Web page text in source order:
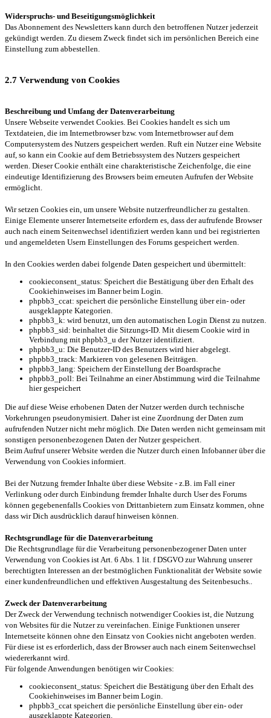
Widerspruchs- und Beseitigungsmöglichkeit
Das Abonnement des Newsletters kann durch den betroffenen Nutzer jederzeit
gekündigt werden. Zu diesem Zweck findet sich im persönlichen Bereich eine
Einstellung zum abbestellen.
2.7 Verwendung von Cookies
Beschreibung und Umfang der Datenverarbeitung
Unsere Webseite verwendet Cookies. Bei Cookies handelt es sich um
Textdateien, die im Internetbrowser bzw. vom Internetbrowser auf dem
Computersystem des Nutzers gespeichert werden. Ruft ein Nutzer eine Website
auf, so kann ein Cookie auf dem Betriebssystem des Nutzers gespeichert
werden. Dieser Cookie enthält eine charakteristische Zeichenfolge, die eine
eindeutige Identifizierung des Browsers beim erneuten Aufrufen der Website
ermöglicht.
Wir setzen Cookies ein, um unsere Website nutzerfreundlicher zu gestalten.
Einige Elemente unserer Internetseite erfordern es, dass der aufrufende Browser
auch nach einem Seitenwechsel identifiziert werden kann und bei registrierten
und angemeldeten Usern Einstellungen des Forums gespeichert werden.
In den Cookies werden dabei folgende Daten gespeichert und übermittelt:
cookieconsent_status: Speichert die Bestätigung über den Erhalt des
Cookiehinweises im Banner beim Login.
phpbb3_ccat: speichert die persönliche Einstellung über ein- oder
ausgeklappte Kategorien.
phpbb3_k: wird benutzt, um den automatischen Login Dienst zu nutzen.
phpbb3_sid: beinhaltet die Sitzungs-ID. Mit diesem Cookie wird in
Verbindung mit phpbb3_u der Nutzer identifiziert.
phpbb3_u: Die Benutzer-ID des Benutzers wird hier abgelegt.
phpbb3_track: Markieren von gelesenen Beiträgen.
phpbb3_lang: Speichern der Einstellung der Boardsprache
phpbb3_poll: Bei Teilnahme an einer Abstimmung wird die Teilnahme
hier gespeichert
Die auf diese Weise erhobenen Daten der Nutzer werden durch technische
Vorkehrungen pseudonymisiert. Daher ist eine Zuordnung der Daten zum
aufrufenden Nutzer nicht mehr möglich. Die Daten werden nicht gemeinsam mit
sonstigen personenbezogenen Daten der Nutzer gespeichert.
Beim Aufruf unserer Website werden die Nutzer durch einen Infobanner über die
Verwendung von Cookies informiert.
Bei der Nutzung fremder Inhalte über diese Website - z.B. im Fall einer
Verlinkung oder durch Einbindung fremder Inhalte durch User des Forums
können gegebenenfalls Cookies von Drittanbietern zum Einsatz kommen, ohne
dass wir Dich ausdrücklich darauf hinweisen können.
Rechtsgrundlage für die Datenverarbeitung
Die Rechtsgrundlage für die Verarbeitung personenbezogener Daten unter
Verwendung von Cookies ist Art. 6 Abs. 1 lit. f DSGVO zur Wahrung unserer
berechtigten Interessen an der bestmöglichen Funktionalität der Website sowie
einer kundenfreundlichen und effektiven Ausgestaltung des Seitenbesuchs..
Zweck der Datenverarbeitung
Der Zweck der Verwendung technisch notwendiger Cookies ist, die Nutzung
von Websites für die Nutzer zu vereinfachen. Einige Funktionen unserer
Internetseite können ohne den Einsatz von Cookies nicht angeboten werden.
Für diese ist es erforderlich, dass der Browser auch nach einem Seitenwechsel
wiedererkannt wird.
Für folgende Anwendungen benötigen wir Cookies:
cookieconsent_status: Speichert die Bestätigung über den Erhalt des
Cookiehinweises im Banner beim Login.
phpbb3_ccat speichert die persönliche Einstellung über ein- oder
ausgeklappte Kategorien.